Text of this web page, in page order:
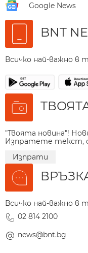
Google News
BNT
Всичко най-важно в
"Твоята новина"!
Изпратете текст,
Изпрати
Всичко най-важно в
02 814 2100
news@bnt.bg